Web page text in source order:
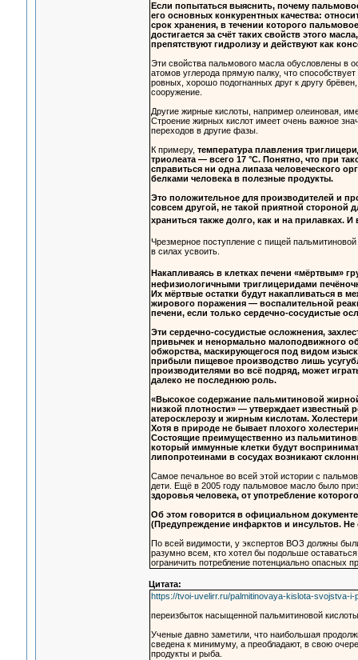
Если попытаться выяснить, почему
его основных конкурентных качества:
срок хранения, в течении которого
достигается за счёт таких свойств этого
препятствуют гидролизу и действуют как
Эти свойства пальмового масла обусловлены в
атомов углерода прямую палку, что
ровных, хорошо подогнанных друг к другу
сооружение.
Другие жирные кислоты, например олеиновая,
Строение жирных кислот имеет очень важное
переходов в другие фазы.
К примеру, температура плавления
триолеата — всего 17 °С. Понятно, что при
справиться ни одна липаза человеческого
белками человека в полезные продукты.
Это положительное для производителей и
совсем другой, не такой приятной стороной
храниться также долго, как и на прилавках.
Чрезмерное поступление с пищей
в силах усвоить.
Накапливаясь в клетках печени «мёртвым»
нефизиологичными триглицеридами
Их мёртвые остатки будут накапливаться в
жирового поражения — воспалительной
печени, если только сердечно-сосудистые
Эти сердечно-сосудистые осложнения,
привычек и ненормально малоподвижного
обжорства, маскирующегося под видом
прибыли пищевое производство лишь
производителями во всё подряд, может
далеко не последнюю роль.
«Высокое содержание пальмитиновой
низкой плотности» — утверждает известный
атеросклерозу и жирным кислотам.
Хотя в природе не бывает плохого
Состоящие преимущественно из
который иммунные клетки будут
липопротеинами в сосудах возникают
Самое печальное во всей этой истории с
дети. Ещё в 2005 году пальмовое масло было
здоровья человека, от употребление
Об этом говорится в официальном
(Предупреждение инфарктов и инсультов. Не
По всей видимости, у экспертов ВОЗ должны
разумно всем, кто хотел бы подольше
ограничить потребление потенциально опасных
Цитата:
https://tvoi-uvelirr.ru/palmitinovaya-kislota-svojstva-i-
переизбыток насыщенной пальмитиновой
Ученые давно заметили, что наибольшая
сведена к минимуму, а преобладают, в свою
продукты и рыба.